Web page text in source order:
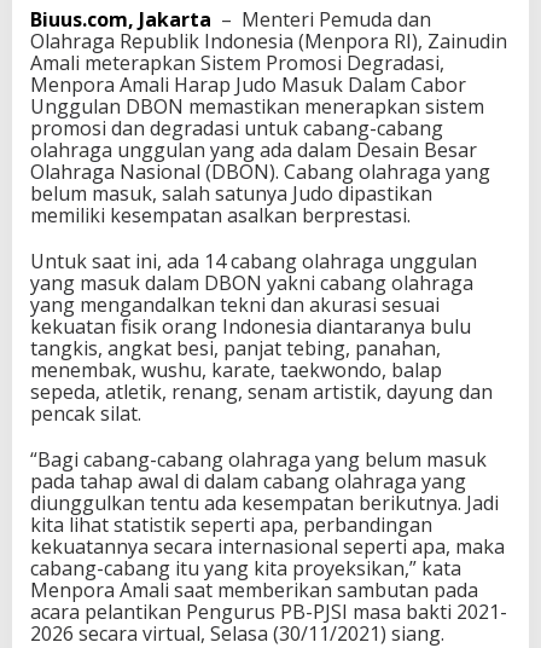
D
a
l
a
m
C
a
b
o
r
U
g
g
u
l
a
n
D
N
Biuus.com, Jakarta – Menteri Pemuda dan
Olahraga Republik Indonesia (Menpora RI), Zainudin
Amali meterapkan Sistem Promosi Degradasi,
Menpora Amali Harap Judo Masuk Dalam Cabor
Unggulan DBON memastikan menerapkan sistem
promosi dan degradasi untuk cabang-cabang
olahraga unggulan yang ada dalam Desain Besar
Olahraga Nasional (DBON). Cabang olahraga yang
belum masuk, salah satunya Judo dipastikan
memiliki kesempatan asalkan berprestasi.
Untuk saat ini, ada 14 cabang olahraga unggulan
yang masuk dalam DBON yakni cabang olahraga
yang mengandalkan tekni dan akurasi sesuai
kekuatan fisik orang Indonesia diantaranya bulu
tangkis, angkat besi, panjat tebing, panahan,
menembak, wushu, karate, taekwondo, balap
sepeda, atletik, renang, senam artistik, dayung dan
pencak silat.
“Bagi cabang-cabang olahraga yang belum masuk
pada tahap awal di dalam cabang olahraga yang
diunggulkan tentu ada kesempatan berikutnya. Jadi
kita lihat statistik seperti apa, perbandingan
kekuatannya secara internasional seperti apa, maka
cabang-cabang itu yang kita proyeksikan,” kata
Menpora Amali saat memberikan sambutan pada
acara pelantikan Pengurus PB-PJSI masa bakti 2021-
2026 secara virtual, Selasa (30/11/2021) siang.